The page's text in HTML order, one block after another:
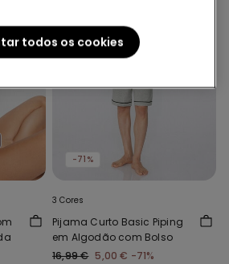
-71%
3 Cores
Pijama Curto Basic Piping
em Algodão com Bolso
16,99 € 5,00 € -71%
todos os cookies